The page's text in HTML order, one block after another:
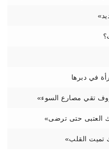
في دبرها
تقي مصارع السوء»
العتبى حتى ترضى»
تميت القلب»